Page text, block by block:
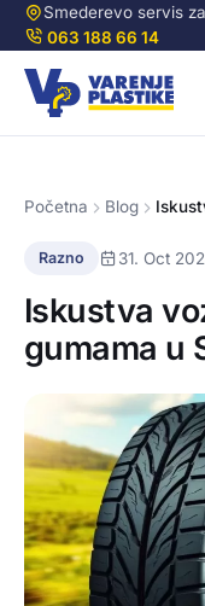
Smederevo servis
063 188 66 14
Početna Blog
Razno 31. Oct
Iskustva
gumama u